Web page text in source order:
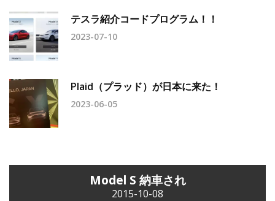
テスラ紹介コードプログラム！！
2023-07-10
Plaid（プラッド）が日本に来た！
2023-06-05
Model S 納車され
2015-10-08